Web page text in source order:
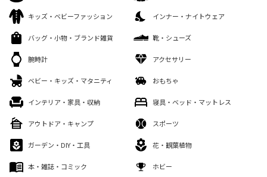
キッズ・ベビーファッション インナー・ナイトウェア
バッグ・小物・ブランド雑貨 靴・シューズ
腕時計 アクセサリー
ベビー・キッズ・マタニティ おもちゃ
インテリア・家具・収納 寝具・ベッド・マットレス
アウトドア・キャンプ スポーツ
ガーデン・DIY・工具 花・観葉植物
本・雑誌・コミック ホビー